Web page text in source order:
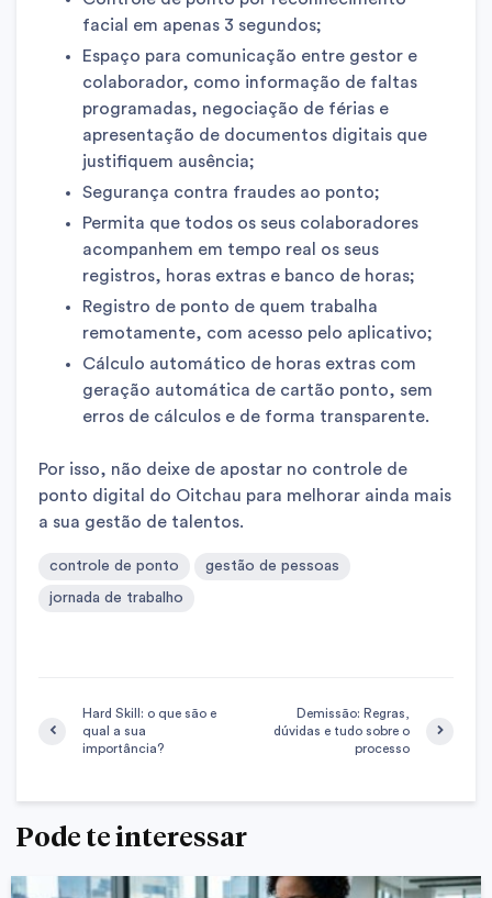
facial em apenas 3 segundos;
Espaço para comunicação entre gestor e
colaborador, como informação de faltas
programadas, negociação de férias e
apresentação de documentos digitais que
justifiquem ausência;
Segurança contra fraudes ao ponto;
Permita que todos os seus colaboradores
acompanhem em tempo real os seus
registros, horas extras e banco de horas;
Registro de ponto de quem trabalha
remotamente, com acesso pelo aplicativo;
Cálculo automático de horas extras com
geração automática de cartão ponto, sem
erros de cálculos e de forma transparente.
Por isso, não deixe de apostar no controle de
ponto digital do Oitchau para melhorar ainda mais
a sua gestão de talentos.
controle de ponto gestão de pessoas
jornada de trabalho
Hard Skill: o que são e
qual a sua
importância?
Demissão: Regras,
dúvidas e tudo sobre o
processo
Pode te interessar